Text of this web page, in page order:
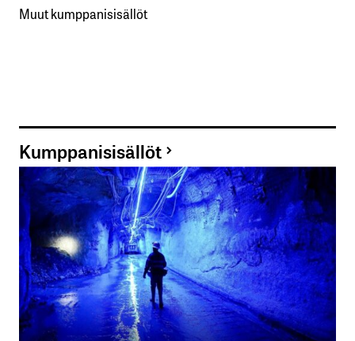
Muut kumppanisisällöt
Kumppanisisällöt